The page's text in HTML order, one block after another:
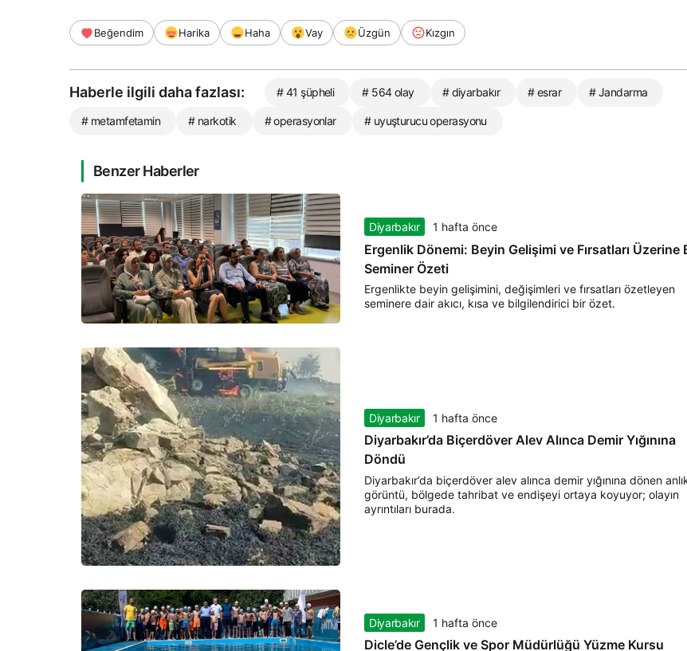
Beğendim Harika Haha Vay Üzgün Kızgın
Haberle ilgili daha fazlası: # 41 şüpheli # 564 olay # diyarbakır # esrar # Jandarma
# metamfetamin # narkotik # operasyonlar # uyuşturucu operasyonu
Benzer Haberler
Diyarbakır 1 hafta önce
Ergenlik Dönemi: Beyin Gelişimi ve Fırsatları Üzerine
Seminer Özeti
Ergenlikte beyin gelişimini, değişimleri ve fırsatları özetleyen
seminere dair akıcı, kısa ve bilgilendirici bir özet.
Diyarbakır 1 hafta önce
Diyarbakır’da Biçerdöver Alev Alınca Demir Yığınına
Döndü
Diyarbakır’da biçerdöver alev alınca demir yığınına dönen
görüntü, bölgede tahribat ve endişeyi ortaya koyuyor; olayın
ayrıntıları burada.
Diyarbakır 1 hafta önce
Dicle’de Gençlik ve Spor Müdürlüğü Yüzme Kursu